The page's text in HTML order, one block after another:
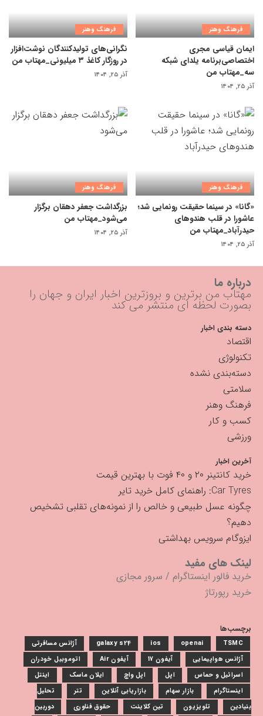
فرهنگ وهنر
ایمان قیاسی مجری
اختصاصی‌برنامه یلدای شبکه
سه_مهتاب من
آذر ۲۵, ۱۴۰۴
فرهنگ وهنر
نگرانی‌های تولیدکنندگان نوشت‌افزار
در روزگار کاغذ ۳ میلیونی_مهتاب من
آذر ۲۵, ۱۴۰۴
فرهنگ وهنر
«گانا» در سینما حقیقت رونمایی شد؛
عاشورا در قلب هندوهای
حیدرآباد_مهتاب من
آذر ۲۵, ۱۴۰۴
فرهنگ وهنر
بزرگداشت جعفر دهقان برگزار
می‌شود_مهتاب من
آذر ۲۵, ۱۴۰۴
درباره ما
مهتاب من برترین و بروزترین اخبار ایران و جهان را
بصورت لحظه ای منتشر می کند
دسته بندی اخبار
اقتصاد
تکنولوژی
دسته‌بندی نشده
سلامتی
فرهنگ وهنر
کسب و کار
ورزشی
آخرین اخبار
خرید کانتینر ۲۰ و ۴۰ فوت با بهترین قیمت
Car Tyres: راهنمای کامل خرید تایر
چگونه عسل طبیعی و خالص را از نمونه‌های تقلبی تشخیص
دهیم؟
ایزوگام سرویس بهداشتی
لینک های مفید
خرید فالور اینستاگرام / سرور مجازی
خرید رپورتاژ
برچسب‌ها
galaxy s24 ios openai TSMC
آژانس مسافرتی
آژانس هواپیمایی
آیفون 17 آیفون Air
اتوموبیل خودران
اسرائیل و حماس
اپل اپل واچ ایلان ماسک
اینتل
اینستاگرام
بازار سهام بازاریابی آنلاین تتر
تحلیل
بنیادین
تلویزیون تین کلاینت حقوق فناوری دوربین